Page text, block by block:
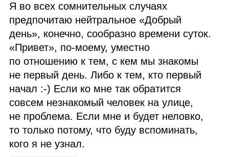
Я во всех сомнительных случаях
предпочитаю нейтральное «Добрый
день», конечно, сообразно времени суток.
«Привет», по‑моему, уместно
по отношению к тем, с кем мы знакомы
не первый день. Либо к тем, кто первый
начал :‑) Если ко мне так обратится
совсем незнакомый человек на улице,
не проблема. Если мне и будет неловко,
то только потому, что буду вспоминать,
кого я не узнал.